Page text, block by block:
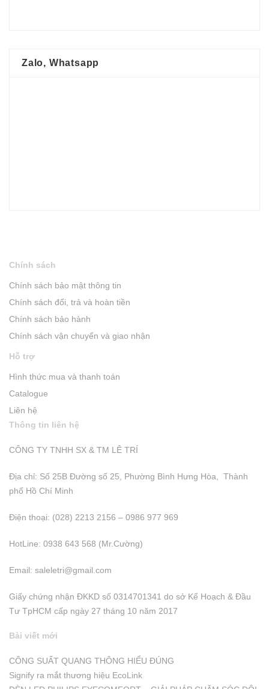
Zalo, Whatsapp
Chính sách
Chính sách bảo mật thông tin
Chính sách đổi, trả và hoàn tiền
Chính sách bảo hành
Chính sách vận chuyển và giao nhận
Hỗ trợ
Hình thức mua và thanh toán
Catalogue
Liên hệ
Thông tin liên hệ
CÔNG TY TNHH SX & TM LÊ TRÍ
Địa chỉ: Số 25B Đường số 25, Phường Bình Hưng Hòa, Thành
phố Hồ Chí Minh
Điện thoại: (028) 2213 2156 – 0986 977 969
HotLine: 0938 643 568 (Mr.Cường)
Email: saleletri@gmail.com
Giấy chứng nhận ĐKKD số 0314701341 do sở Kể Hoạch & Đầu
Tư TpHCM cấp ngày 27 tháng 10 năm 2017
Bài viết mới
CÔNG SUẤT QUANG THÔNG HIỂU ĐÚNG
Signify ra mắt thương hiệu EcoLink